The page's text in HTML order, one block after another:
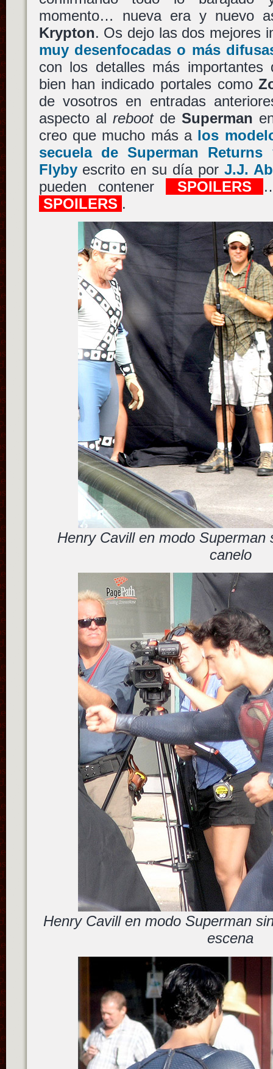
momento… nueva era y nuevo
Krypton. Os dejo las dos mejores
muy desenfocadas o más
con los detalles más importantes
bien han indicado portales como
de vosotros en entradas
aspecto al rebootde Superman
creo que mucho más a los
secuela de Superman
Flybyescrito en su día por J.J.
pueden contener
SPOILERS
SPOILERS .
Henry Cavill en modo Superman
canelo
Henry Cavill en modo Superman
escena